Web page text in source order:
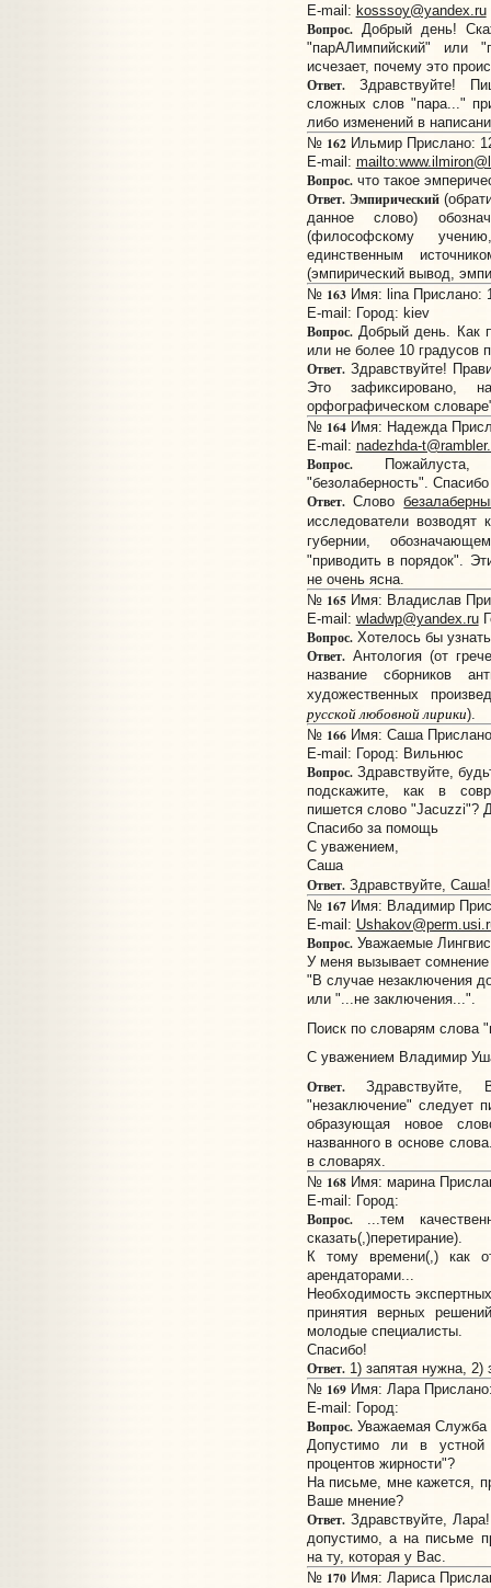
E-mail: kosssoy@yandex.ru
Вопрос.Добрый день!
"парАЛимпийский" или
исчезает, почему это
Ответ.Здравствуйте!
сложных слов "пара..."
либо изменений в
№ 162Ильмир Прислано:
E-mail:
Вопрос.что такое
Ответ. Эмпирический
данное слово)
(философскому
единственным
(эмпирический вывод,
№ 163Имя: lina Прислано:
E-mail: Город: kiev
Вопрос.Добрый день. Как
или не более 10 градусов
Ответ.Здравствуйте!
Это зафиксировано,
орфографическом
№ 164Имя: Надежда
E-mail: nadezhda-
Вопрос.Пожайлуста,
"безолаберность". Спасибо
Ответ.Слово
исследователи возводят
губернии,
"приводить в порядок".
не очень ясна.
№ 165Имя: Владислав
E-mail: wladwp@yandex.ru
Вопрос.Хотелось бы
Ответ.Антология (от
название сборников
художественных
русской любовной лирики).
№ 166Имя: Саша
E-mail: Город: Вильнюс
Вопрос.Здравствуйте,
подскажите, как в
пишется слово "Jacuzzi"?
Спасибо за помощь
С уважением,
Саша
Ответ.Здравствуйте,
№ 167Имя: Владимир
E-mail:
Вопрос.Уважаемые
У меня вызывает
"В случае незаключения
или "...не заключения...".
Поиск по словарям слова
С уважением Владимир
Ответ.Здравствуйте,
"незаключение" следует
образующая новое
названного в основе
в словарях.
№ 168Имя: марина
E-mail: Город:
Вопрос....тем
сказать(,)перетирание).
К тому времени(,) как
арендаторами...
Необходимость
принятия верных
молодые специалисты.
Спасибо!
Ответ.1) запятая нужна, 2)
№ 169Имя: Лара
E-mail: Город:
Вопрос.Уважаемая Служба
Допустимо ли в устной
процентов жирности"?
На письме, мне кажется,
Ваше мнение?
Ответ.Здравствуйте,
допустимо, а на письме
на ту, которая у Вас.
№ 170Имя: Лариса